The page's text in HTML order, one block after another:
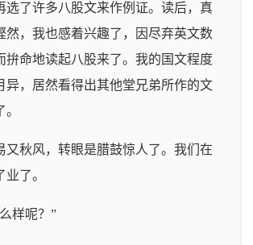
选了许多八股文来作例证。读后，真
然，我也感着兴趣了，因尽弃英文数
拚命地读起八股来了。我的国文程度
异，居然看得出其他堂兄弟所作的文
又秋风，转眼是腊鼓惊人了。我们在
了。
样呢？”